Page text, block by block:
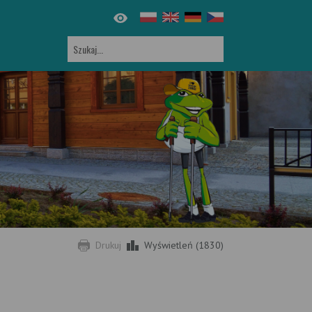
Drukuj Wyświetleń (1830)